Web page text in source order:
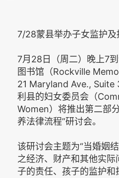
7/28蒙县举办子女监护
7月28日（周二）晚上7
图书馆（Rockville
21 Maryland Ave., Suite
利县的妇女委员会（
Women）将推出第二部
养法律流程”研讨会。
该研讨会主题为“当婚姻
之经济、财产和其他实际
子的责任、孩子的监护